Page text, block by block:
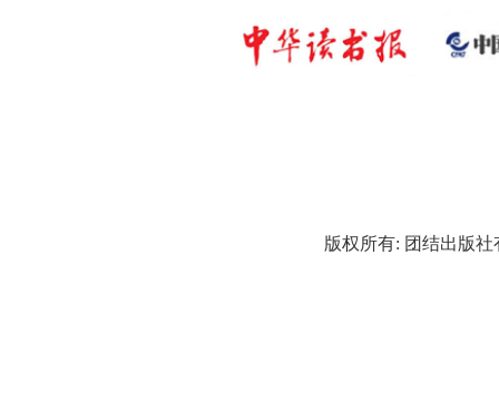
版权所有: 团结出版社